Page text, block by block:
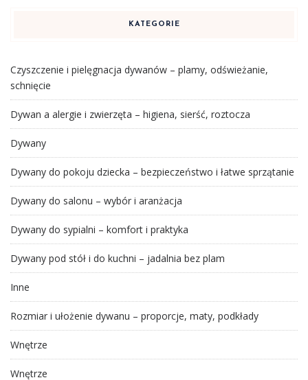
KATEGORIE
Czyszczenie i pielęgnacja dywanów – plamy, odświeżanie,
schnięcie
Dywan a alergie i zwierzęta – higiena, sierść, roztocza
Dywany
Dywany do pokoju dziecka – bezpieczeństwo i łatwe sprzątanie
Dywany do salonu – wybór i aranżacja
Dywany do sypialni – komfort i praktyka
Dywany pod stół i do kuchni – jadalnia bez plam
Inne
Rozmiar i ułożenie dywanu – proporcje, maty, podkłady
Wnętrze
Wnętrze